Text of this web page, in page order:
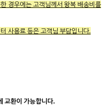
경우에는 고객님께서 왕복 배송비를
사용료 등은 고객님 부담입니다.
교환이 가능합니다.